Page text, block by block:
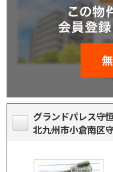
グランドパレス守
北九州市小倉南区